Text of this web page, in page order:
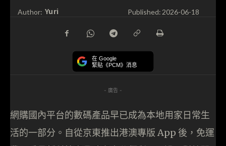
Author: Yuri Published: 2026-06-18
在 Google
緊貼《PCM》消息
- 廣告 -
網購國內平台的數碼產品早已成為本地用家日常生
活的一部分。自從京東推出港澳專版 App 後，免運